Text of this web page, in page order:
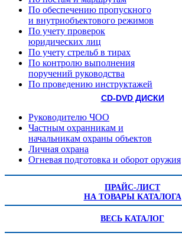
По обеспечению пропускного
и внутриобъектового режимов
По учету проверок
юридических лиц
По учету стрельб в тирах
По контролю выполнения
поручений руководства
По проведению инструктажей
CD-DVD ДИСКИ
Руководителю ЧОО
Частным охранникам и
начальникам охраны объектов
Личная охрана
Огневая подготовка и оборот оружия
ПРАЙС-ЛИСТ
НА ТОВАРЫ КАТАЛОГА
ВЕСЬ КАТАЛОГ